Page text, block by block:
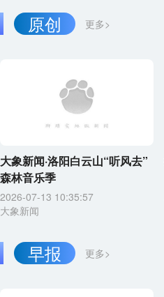
更多>
原创
大象新闻·洛阳白云山“听风去”
森林音乐季
2026-07-13 10:35:57
大象新闻
更多>
早报